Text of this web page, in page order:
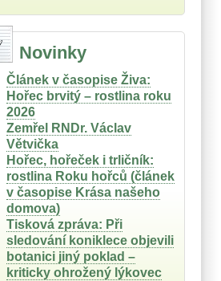
Novinky
Článek v časopise Živa:
Hořec brvitý – rostlina roku
2026
Zemřel RNDr. Václav
Větvička
Hořec, hořeček i trličník:
rostlina Roku hořců (článek
v časopise Krása našeho
domova)
Tisková zpráva: Při
sledování koniklece objevili
botanici jiný poklad –
kriticky ohrožený lýkovec